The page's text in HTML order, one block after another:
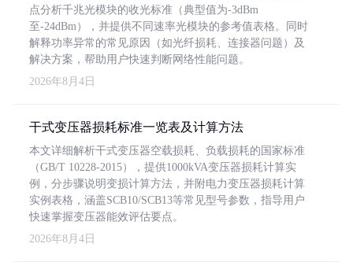
点分析千兆光模块的收光标准（典型值为-3dBm
至-24dBm），并提供不同速率光模块的参考值表格。同时
解释功率异常的常见原因（如光纤损耗、连接器问题）及
解决方案，帮助用户快速判断网络性能问题。
2026年8月4日
干式变压器损耗标准一览表及计算方法
本文详细解析干式变压器空载损耗、负载损耗的国家标准
（GB/T 10228-2015），提供1000kVA变压器损耗计算实
例，分步骤说明变损计算方法，并附电力变压器损耗计算
实例表格，涵盖SCB10/SCB13等常见型号参数，指导用户
快速掌握变压器能效评估要点。
2026年8月4日